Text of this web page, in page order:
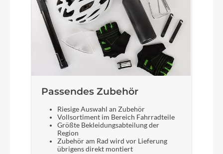
Passendes Zubehör
Riesige Auswahl an Zubehör
Vollsortiment im Bereich Fahrradteile
Größte Bekleidungsabteilung der
Region
Zubehör am Rad wird vor Lieferung
übrigens direkt montiert